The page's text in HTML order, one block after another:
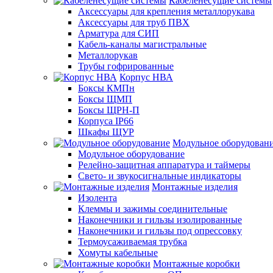
Аксессуары для крепления металлорукава
Аксессуары для труб ПВХ
Арматура для СИП
Кабель-каналы магистральные
Металлорукав
Трубы гофрированные
Корпус НВА
Боксы КМПн
Боксы ЩМП
Боксы ЩРН-П
Корпуса IP66
Шкафы ЩУР
Модульное
Модульное оборудование
Релейно-защитная аппаратура и таймеры
Свето- и звукосигнальные индикаторы
Монтажные изделия
Изолента
Клеммы и зажимы соединительные
Наконечники и гильзы изолированные
Наконечники и гильзы под опрессовку
Термоусаживаемая трубка
Хомуты кабельные
Монтажные коробки